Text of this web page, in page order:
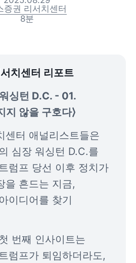
증권 리서치센터
8분
치센터 리포트
싱턴 D.C. - 01.
지 않을 구호다⟩
센터 애널리스트들은
심장 워싱턴 D.C.를
럼프 당선 이후 정치가
을 흔드는 지금,
이디어를 찾기
번째 인사이트는
럼프가 퇴임하더라도,